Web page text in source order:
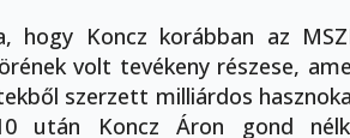
hogy Koncz korábban az
volt tevékeny részese,
szerzett milliárdos
után Koncz Áron gond